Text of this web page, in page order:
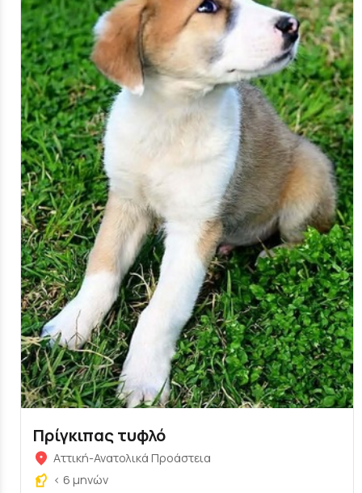
Πρίγκιπας τυφλό
Αττική-Ανατολικά Προάστεια
< 6 μηνών